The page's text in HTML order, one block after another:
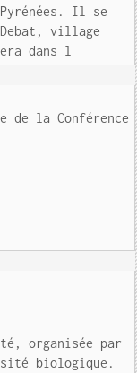
Il se
village
dans l
de la Conférence
organisée par
biologique.